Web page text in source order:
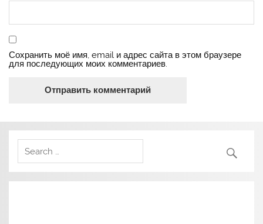
Сохранить моё имя, email и адрес сайта в этом браузере
для последующих моих комментариев.